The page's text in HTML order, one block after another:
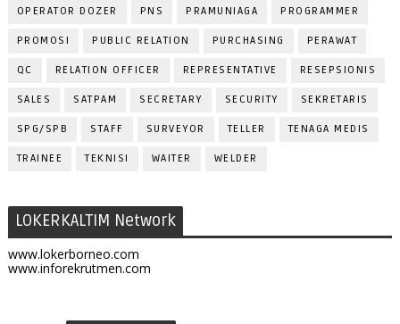
OPERATOR DOZER PNS PRAMUNIAGA PROGRAMMER
PROMOSI PUBLIC RELATION PURCHASING PERAWAT
QC RELATION OFFICER REPRESENTATIVE RESEPSIONIS
SALES SATPAM SECRETARY SECURITY SEKRETARIS
SPG/SPB STAFF SURVEYOR TELLER TENAGA MEDIS
TRAINEE TEKNISI WAITER WELDER
LOKERKALTIM Network
www.lokerborneo.com
www.inforekrutmen.com